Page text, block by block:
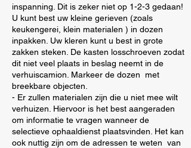
inspanning. Dit is zeker niet op 1-2-3 gedaan!
U kunt best uw kleine gerieven (zoals
keukengerei, klein materialen ) in dozen
inpakken. Uw kleren kunt u best in grote
zakken steken. De kasten losschroeven zodat
dit niet veel plaats in beslag neemt in de
verhuiscamion. Markeer de dozen met
breekbare objecten.
- Er zullen materialen zijn die u niet mee wilt
verhuizen. Hiervoor is het best aangeraden
om informatie te vragen wanneer de
selectieve ophaaldienst plaatsvinden. Het kan
ook nuttig zijn om de adressen te weten van